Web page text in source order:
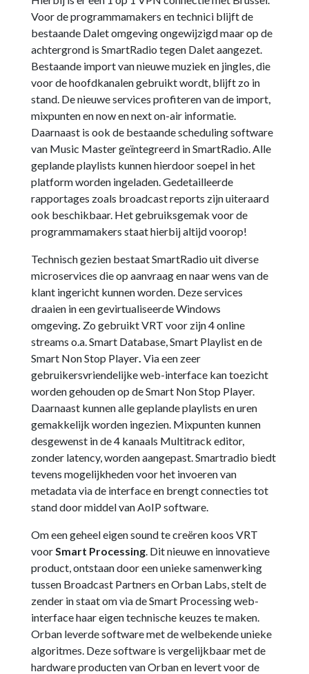
Voor de programmamakers en technici blijft de
bestaande Dalet omgeving ongewijzigd maar op de
achtergrond is SmartRadio tegen Dalet aangezet.
Bestaande import van nieuwe muziek en jingles, die
voor de hoofdkanalen gebruikt wordt, blijft zo in
stand. De nieuwe services profiteren van de import,
mixpunten en now en next on-air informatie.
Daarnaast is ook de bestaande scheduling software
van Music Master geïntegreerd in SmartRadio. Alle
geplande playlists kunnen hierdoor soepel in het
platform worden ingeladen. Gedetailleerde
rapportages zoals broadcast reports zijn uiteraard
ook beschikbaar. Het gebruiksgemak voor de
programmamakers staat hierbij altijd voorop!
Technisch gezien bestaat SmartRadio uit diverse
microservices die op aanvraag en naar wens van de
klant ingericht kunnen worden. Deze services
draaien in een gevirtualiseerde Windows
omgeving. Zo gebruikt VRT voor zijn 4 online
streams o.a. Smart Database, Smart Playlist en de
Smart Non Stop Player. Via een zeer
gebruikersvriendelijke web-interface kan toezicht
worden gehouden op de Smart Non Stop Player.
Daarnaast kunnen alle geplande playlists en uren
gemakkelijk worden ingezien. Mixpunten kunnen
desgewenst in de 4 kanaals Multitrack editor,
zonder latency, worden aangepast. Smartradio biedt
tevens mogelijkheden voor het invoeren van
metadata via de interface en brengt connecties tot
stand door middel van AoIP software.
Om een geheel eigen sound te creëren koos VRT
voor Smart Processing. Dit nieuwe en innovatieve
product, ontstaan door een unieke samenwerking
tussen Broadcast Partners en Orban Labs, stelt de
zender in staat om via de Smart Processing web-
interface haar eigen technische keuzes te maken.
Orban leverde software met de welbekende unieke
algoritmes. Deze software is vergelijkbaar met de
hardware producten van Orban en levert voor de